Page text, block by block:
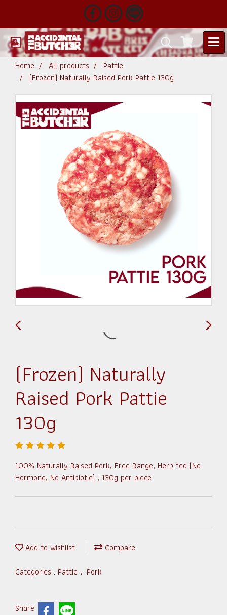
Home All products
Pattie
(Frozen) Naturally Raised Pork Pattie 130g
(Frozen) Naturally
Raised Pork Pattie
130g
100% Naturally Raised Pork, Free Range, Herb fed (No
Hormone, No Antibiotic) ; 130g per piece
Add to wishlist
Compare
Categories : Pattie , Pork
Share